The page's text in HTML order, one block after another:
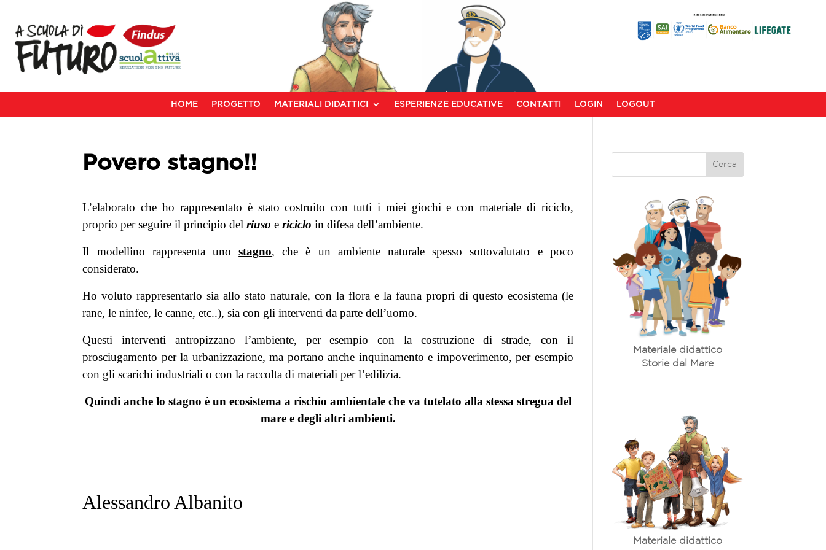
HOME PROGETTO MATERIALI DIDATTICI ESPERIENZE EDUCATIVE CONTATTI LOGIN LOGOUT
Povero stagno!!
L’elaborato che ho rappresentato è stato costruito con tutti i miei giochi e con materiale di riciclo,
proprio per seguire il principio delriuso ericiclo in difesa dell’ambiente.
Il modellino rappresenta unostagno, che è un ambiente naturale spesso sottovalutato e poco
considerato.
Ho voluto rappresentarlo sia allo stato naturale, con la flora e la fauna propri di questo ecosistema (le
rane, le ninfee, le canne, etc..), sia con gli interventi da parte dell’uomo.
Questi interventi antropizzano l’ambiente, per esempio con la costruzione di strade, con il
prosciugamento per la urbanizzazione, ma portano anche inquinamento e impoverimento, per esempio
con gli scarichi industriali o con la raccolta di materiali per l’edilizia.
Quindi anche lo stagno è un ecosistema a rischio ambientale che va tutelato alla stessa stregua del
mare e degli altri ambienti.
Alessandro Albanito
Materiale didattico
Storie dal Mare
Materiale didattico